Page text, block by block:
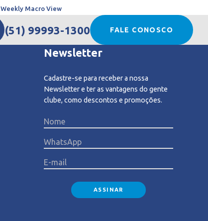
Weekly Macro View
(51) 99993-1300 FALE CONOSCO
Newsletter
Cadastre-se para receber a nossa
Newsletter e ter as vantagens do gente
clube, como descontos e promoções.